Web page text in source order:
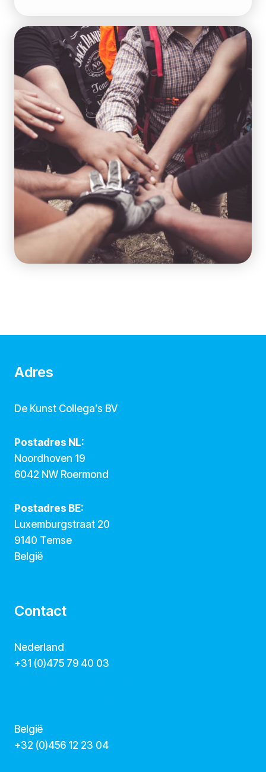
Adres
De Kunst Collega’s BV
Postadres NL:
Noordhoven 19
6042 NW Roermond
Postadres BE:
Luxemburgstraat 20
9140 Temse
België
Contact
Nederland
+31 (0)475 79 40 03
België
‭+32 (0)456 12 23 04‬